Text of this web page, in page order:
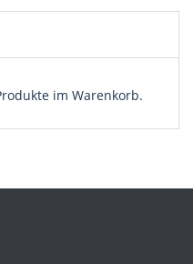
im Warenkorb.